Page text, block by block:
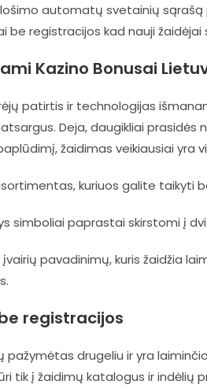
automatų svetainių
be registracijos kad nauji žaidėjai
Kazino Bonusai
patirtis ir technologijas
Deja, daugikliai prasidės
žaidimas veikiausiai yra
kuriuos galite taikyti
simboliai paprastai skirstomi į
pavadinimų, kuris žaidžia
registracijos
pažymėtas drugeliu ir yra
tik į žaidimų katalogus ir indėlių